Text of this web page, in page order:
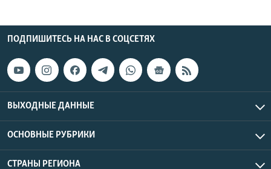
ПОДПИШИТЕСЬ НА НАС В СОЦСЕТЯХ
ВЫХОДНЫЕ ДАННЫЕ
ОСНОВНЫЕ РУБРИКИ
СТРАНЫ РЕГИОНА